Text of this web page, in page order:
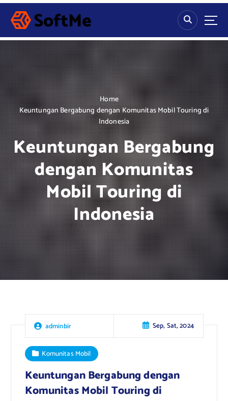
S
p
Home
Keuntungan Bergabung dengan Komunitas Mobil Touring di
Indonesia
Keuntungan Bergabung
dengan Komunitas
Mobil Touring di
Indonesia
adminbir Sep, Sat, 2024
Komunitas Mobil
Keuntungan Bergabung dengan
Komunitas Mobil Touring di